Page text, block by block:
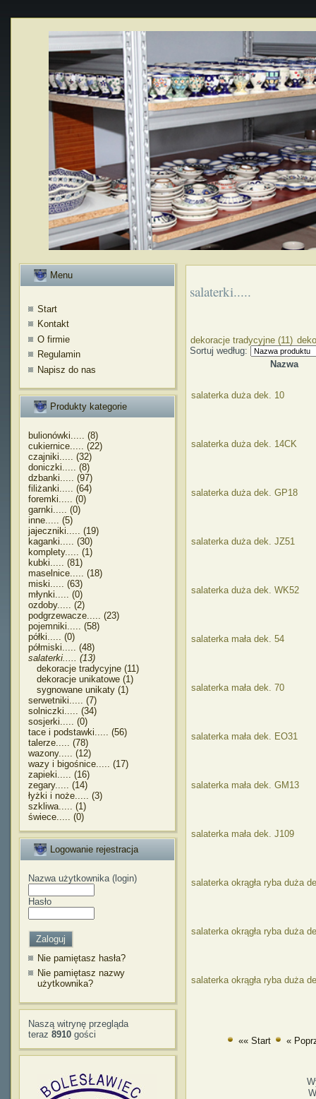
Menu
Start
Kontakt
O firmie
Regulamin
Napisz do nas
Produkty kategorie
bulionówki..... (8)
cukiernice..... (22)
czajniki..... (32)
doniczki..... (8)
dzbanki..... (97)
filiżanki..... (64)
foremki..... (0)
garnki..... (0)
inne..... (5)
jajeczniki..... (19)
kaganki..... (30)
komplety..... (1)
kubki..... (81)
maselnice..... (18)
miski..... (63)
młynki..... (0)
ozdoby..... (2)
podgrzewacze..... (23)
pojemniki..... (58)
półki..... (0)
półmiski..... (48)
salaterki..... (13)
dekoracje tradycyjne (11)
dekoracje unikatowe (1)
sygnowane unikaty (1)
serwetniki..... (7)
solniczki..... (34)
sosjerki..... (0)
tace i podstawki..... (56)
talerze..... (78)
wazony..... (12)
wazy i bigośnice..... (17)
zapieki..... (16)
zegary..... (14)
łyżki i noże..... (3)
szkliwa..... (1)
świece..... (0)
Logowanie rejestracja
Nazwa użytkownika (login)
Hasło
Nie pamiętasz hasła?
Nie pamiętasz nazwy
użytkownika?
Naszą witrynę przegląda
teraz 8910 gości
salaterki.....
dekoracje tradycyjne (11)
Sortuj według:
Nazwa
salaterka duża dek. 10
salaterka duża dek. 14CK
salaterka duża dek. GP18
salaterka duża dek. JZ51
salaterka duża dek. WK52
salaterka mała dek. 54
salaterka mała dek. 70
salaterka mała dek. EO31
salaterka mała dek. GM13
salaterka mała dek. J109
salaterka okrągła ryba duża
salaterka okrągła ryba duża
salaterka okrągła ryba duża
«« Start «